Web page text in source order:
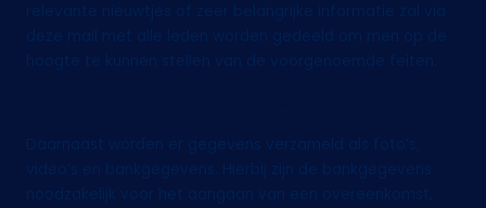
relevante nieuwtjes of zeer belangrijke informatie zal via
deze mail met alle leden worden gedeeld om men op de
hoogte te kunnen stellen van de voorgenoemde feiten.
Daarnaast worden er gegevens verzameld als foto’s,
video’s en bankgegevens. Hierbij zijn de bankgegevens
noodzakelijk voor het aangaan van een overeenkomst,